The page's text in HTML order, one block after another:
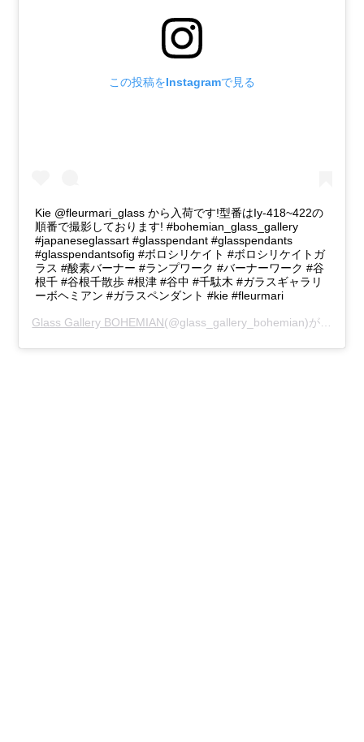
この投稿をInstagramで見る
Kie @fleurmari_glass から入荷です!型番はIy-418~422の
順番で撮影しております! #bohemian_glass_gallery
#japaneseglassart #glasspendant #glasspendants
#glasspendantsofig #ボロシリケイト #ボロシリケイトガ
ラス #酸素バーナー #ランプワーク #バーナーワーク #谷
根千 #谷根千散歩 #根津 #谷中 #千駄木 #ガラスギャラリ
ーボヘミアン #ガラスペンダント #kie #fleurmari
Glass Gallery BOHEMIAN(@glass_gallery_bohemian)がシェアした投稿 -